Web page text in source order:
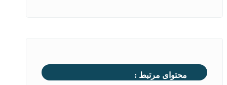
محتوای مرتبط :